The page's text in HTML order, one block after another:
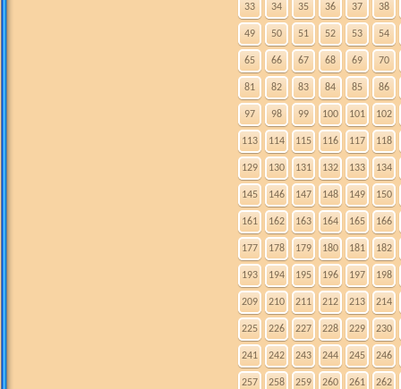
33 34 35 36 37 38
49 50 51 52 53 54
65 66 67 68 69 70
81 82 83 84 85 86
97 98 99 100 101 102
113 114 115 116 117 118
129 130 131 132 133 134
145 146 147 148 149 150
161 162 163 164 165 166
177 178 179 180 181 182
193 194 195 196 197 198
209 210 211 212 213 214
225 226 227 228 229 230
241 242 243 244 245 246
257 258 259 260 261 262